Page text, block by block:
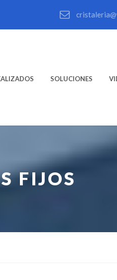
SOLUCIONES
FIJOS